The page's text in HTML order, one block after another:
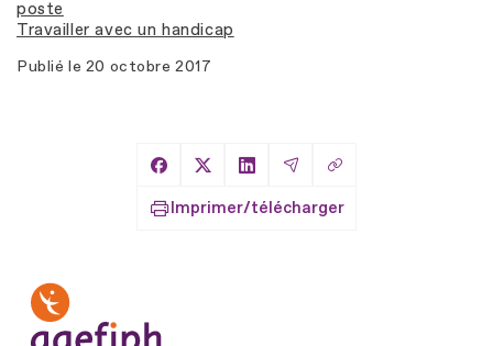
poste
Travailler avec un handicap
Publié le 20 octobre 2017
Partager sur Facebook
Partager sur X
Partager sur LinkedIn
Partager par Email
Copier le lien
Imprimer/télécharger